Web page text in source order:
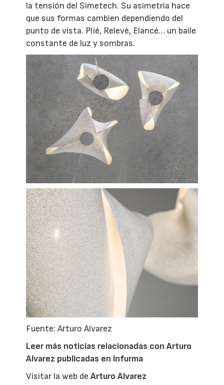
la tensión del Simetech. Su asimetría hace
que sus formas cambien dependiendo del
punto de vista. Plié, Relevé, Elancé… un baile
constante de luz y sombras.
Fuente: Arturo Alvarez
Leer más noticias relacionadas con Arturo
Alvarez publicadas en Infurma
Visitar la web deArturo Alvarez